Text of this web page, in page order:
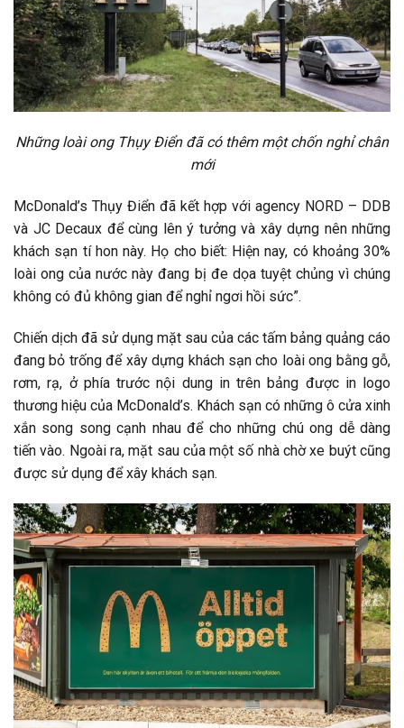
Những loài ong Thụy Điển đã có thêm một chốn nghỉ chân
mới
McDonald’s Thụy Điển đã kết hợp với agency NORD – DDB
và JC Decaux để cùng lên ý tưởng và xây dựng nên những
khách sạn tí hon này. Họ cho biết: Hiện nay, có khoảng 30%
loài ong của nước này đang bị đe dọa tuyệt chủng vì chúng
không có đủ không gian để nghỉ ngơi hồi sức”.
Chiến dịch đã sử dụng mặt sau của các tấm bảng quảng cáo
đang bỏ trống để xây dựng khách sạn cho loài ong bằng gỗ,
rơm, rạ, ở phía trước nội dung in trên bảng được in logo
thương hiệu của McDonald’s. Khách sạn có những ô cửa xinh
xắn song song cạnh nhau để cho những chú ong dễ dàng
tiến vào. Ngoài ra, mặt sau của một số nhà chờ xe buýt cũng
được sử dụng để xây khách sạn.